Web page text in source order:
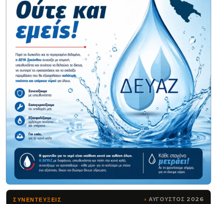
ΣΥΝΕΝΤΕΥΞΕΙΣ ΑΥΓΟΥΣΤΟΣ 2026